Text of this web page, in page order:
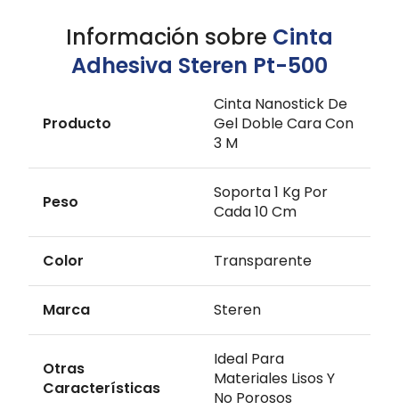
Información sobre Cinta
Adhesiva Steren Pt-500
Producto
Cinta Nanostick De
Gel Doble Cara Con
3 M
Peso
Soporta 1 Kg Por
Cada 10 Cm
Color Transparente
Marca Steren
Otras
Características
Ideal Para
Materiales Lisos Y
No Porosos